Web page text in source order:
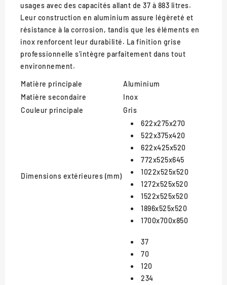
usages avec des capacités allant de 37 à 883 litres.
Leur construction en aluminium assure légèreté et
résistance à la corrosion, tandis que les éléments en
inox renforcent leur durabilité. La finition grise
professionnelle s'intègre parfaitement dans tout
environnement.
Matière principale
Aluminium
Matière secondaire
Inox
Couleur principale
Gris
Dimensions extérieures (mm)
622x275x270
522x375x420
622x425x520
772x525x645
1022x525x520
1272x525x520
1522x525x520
1896x525x520
1700x700x850
37
70
120
234